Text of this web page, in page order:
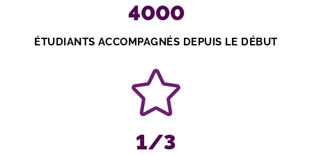
4000
ÉTUDIANTS ACCOMPAGNÉS DEPUIS LE DÉBUT
1/3